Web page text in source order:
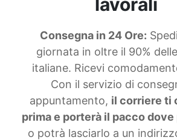
Consegna in 24 Ore:
giornata in oltre il 90%
italiane. Ricevi
Con il servizio di
appuntamento, il corriere ti
prima e porterà il pacco
o potrà lasciarlo a un